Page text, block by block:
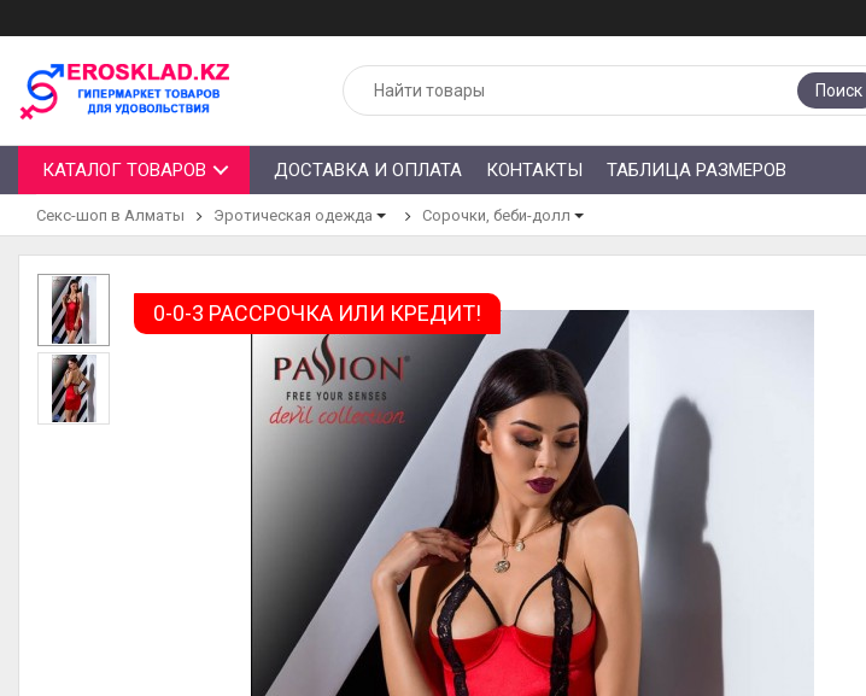
Поиск
КАТАЛОГ ТОВАРОВ ДОСТАВКА И ОПЛАТА КОНТАКТЫ ТАБЛИЦА РАЗМЕРОВ
Секс-шоп в Алматы Эротическая одежда Сорочки, беби-долл
0-0-3 РАССРОЧКА ИЛИ КРЕДИТ!